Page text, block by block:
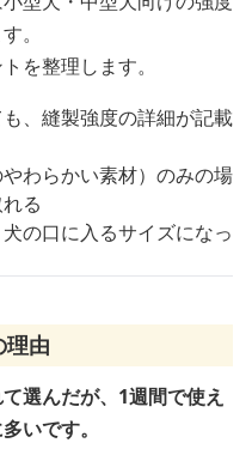
。
を整理します。
、縫製強度の詳細が記載
わらかい素材）のみの場
る
の口に入るサイズになっ
理由
選んだが、1週間で使え
いです。